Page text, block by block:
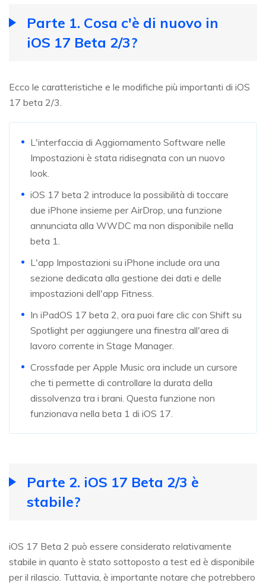
Parte 1. Cosa c'è di nuovo in
iOS 17 Beta 2/3?
Ecco le caratteristiche e le modifiche più importanti di iOS
17 beta 2/3.
L'interfaccia di Aggiornamento Software nelle
Impostazioni è stata ridisegnata con un nuovo
look.
iOS 17 beta 2 introduce la possibilità di toccare
due iPhone insieme per AirDrop, una funzione
annunciata alla WWDC ma non disponibile nella
beta 1.
L'app Impostazioni su iPhone include ora una
sezione dedicata alla gestione dei dati e delle
impostazioni dell'app Fitness.
In iPadOS 17 beta 2, ora puoi fare clic con Shift su
Spotlight per aggiungere una finestra all'area di
lavoro corrente in Stage Manager.
Crossfade per Apple Music ora include un cursore
che ti permette di controllare la durata della
dissolvenza tra i brani. Questa funzione non
funzionava nella beta 1 di iOS 17.
Parte 2. iOS 17 Beta 2/3 è
stabile?
iOS 17 Beta 2 può essere considerato relativamente
stabile in quanto è stato sottoposto a test ed è disponibile
per il rilascio. Tuttavia, è importante notare che potrebbero